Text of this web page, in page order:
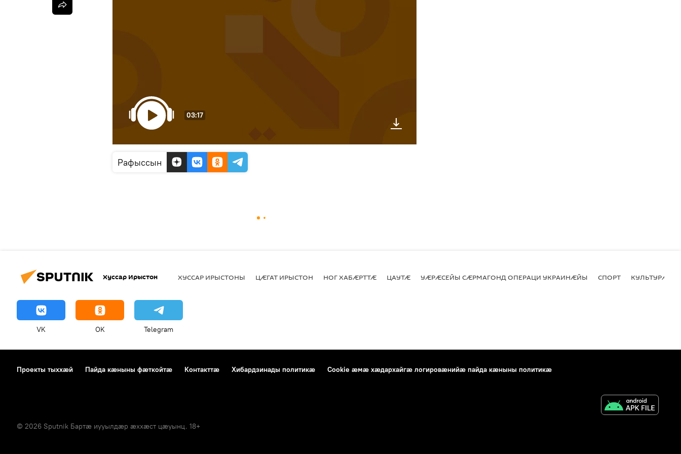
03:17
Рафыссын
Хуссар Ирыстон ХУССАР ИРЫСТОНЫ ЦӔГАТ ИРЫСТОН НОГ ХАБӔРТТӔ ЦАУТӔ УӔРӔСЕЙЫ СӔРМАГОНД ОПЕРАЦИ УКРАИНӔЙЫ СПОРТ КУЛЬТУРӔ
VK OK Telegram
Проекты тыххӕй Пайда кӕныны фӕткойтӕ Контакттӕ Хибардзинады политикæ Cookie æмæ хæдархайгæ логировæнийæ пайда кæныны политикæ
© 2026 Sputnik Бартӕ иууылдӕр ӕххӕст цӕуынц. 18+